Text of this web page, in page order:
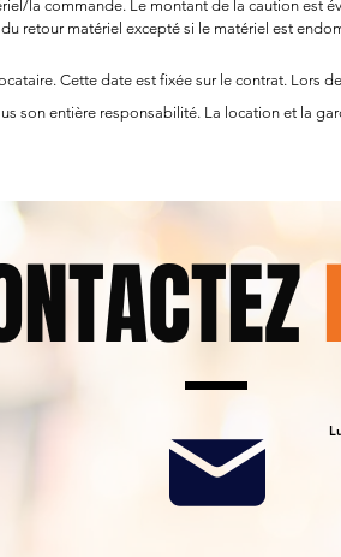
la commande. Le montant de la caution est
retour matériel excepté si le matériel est
Cette date est fixée sur le contrat. Lors
son entière responsabilité. La location et la